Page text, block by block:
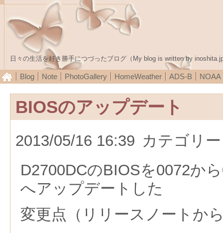
日々の生活を好き勝手につづったブログ（My blog is written by
Blog Note PhotoGallery HomeWeather ADS-B NOAA
BIOSのアップデート
2013/05/16 16:39 カテゴリ
D2700DCのBIOSを0072か
へアップデートした
変更点（リリースノートか